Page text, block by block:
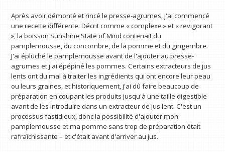
Après avoir démonté et rincé le presse-agrumes, j'ai commencé
une recette différente. Décrit comme « complexe » et « revigorant
», la boisson Sunshine State of Mind contenait du
pamplemousse, du concombre, de la pomme et du gingembre.
J'ai épluché le pamplemousse avant de l'ajouter au presse-
agrumes et j'ai épépiné les pommes. Certains extracteurs de jus
lents ont du mal à traiter les ingrédients qui ont encore leur peau
ou leurs graines, et historiquement, j'ai dû faire beaucoup de
préparation en coupant les produits jusqu'à une taille digestible
avant de les introduire dans un extracteur de jus lent. C'est un
processus fastidieux, donc la possibilité d'ajouter mon
pamplemousse et ma pomme sans trop de préparation était
rafraîchissante – et c'était avant d'arriver au jus.